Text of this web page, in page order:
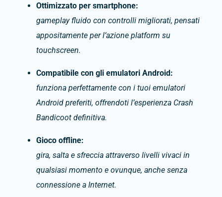
Ottimizzato per smartphone:
gameplay fluido con controlli migliorati, pensati
appositamente per l’azione platform su
touchscreen.
Compatibile con gli emulatori Android:
funziona perfettamente con i tuoi emulatori
Android preferiti, offrendoti l’esperienza Crash
Bandicoot definitiva.
Gioco offline:
gira, salta e sfreccia attraverso livelli vivaci in
qualsiasi momento e ovunque, anche senza
connessione a Internet.